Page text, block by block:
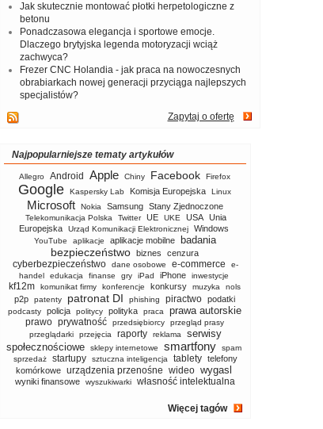
Jak skutecznie montować płotki herpetologiczne z
betonu
Ponadczasowa elegancja i sportowe emocje.
Dlaczego brytyjska legenda motoryzacji wciąż
zachwyca?
Frezer CNC Holandia - jak praca na nowoczesnych
obrabiarkach nowej generacji przyciąga najlepszych
specjalistów?
Zapytaj o ofertę
Najpopularniejsze tematy artykułów
Allegro Android Apple Chiny Facebook Firefox
Google Kaspersky Lab Komisja Europejska Linux
Microsoft Nokia Samsung Stany Zjednoczone
Telekomunikacja Polska Twitter UE UKE USA
Unia
Europejska
Urząd Komunikacji Elektronicznej Windows
YouTube aplikacje aplikacje mobilne badania
bezpieczeństwo biznes cenzura
cyberbezpieczeństwo dane osobowe e-commerce
e-
handel
edukacja finanse gry iPad iPhone inwestycje
kf12m komunikat firmy konferencje konkursy muzyka nols
p2p patenty patronat DI phishing piractwo podatki
podcasty policja politycy polityka praca prawa autorskie
prawo prywatność przedsiębiorcy
przegląd prasy
przeglądarki
przejęcia raporty reklama
serwisy
społecznościowe
sklepy internetowe smartfony
spam
sprzedaż
startupy sztuczna inteligencja tablety telefony
komórkowe urządzenia przenośne wideo wygasl
wyniki finansowe wyszukiwarki własność intelektualna
Więcej tagów